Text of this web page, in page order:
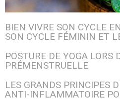
BIEN VIVRE SON CYCLE
SON CYCLE FÉMININ ET
POSTURE DE YOGA LORS
PRÉMENSTRUELLE
LES GRANDS PRINCIPES
ANTI-INFLAMMATOIRE